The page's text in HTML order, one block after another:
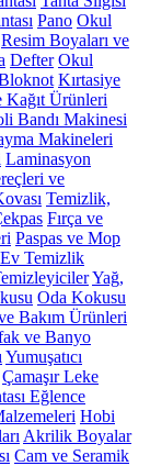
Pano Okul
Resim Boyaları ve
Defter Okul
Kırtasiye
Kağıt Ürünleri
Bandı Makinesi
Makineleri
Laminasyon
ve
Temizlik,
Fırça ve
Paspas ve Mop
Ev Temizlik
Yağ,
Oda Kokusu
Bakım Ürünleri
ve Banyo
Yumuşatıcı
Çamaşır Leke
Eğlence
Hobi
Akrilik Boyalar
Cam ve Seramik